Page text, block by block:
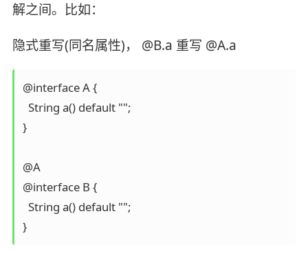
解之间。比如：
隐式重写(同名属性)， @B.a 重写 @A.a
@interface A {
  String a() default "";
}
@A
@interface B {
  String a() default "";
}